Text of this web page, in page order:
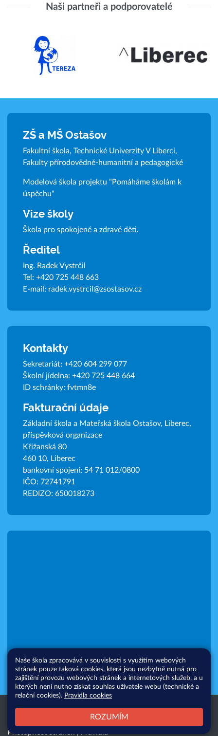
Naši partneři a podporovatelé
ZŠ a MŠ Ostašov
Fakultní škola, Technické Univerzity V Liberci,
Fakulty přírodovědně-humanitní a pedagogické
Modelová škola projektu "Pomáháme školám k
úspěchu"
Vize školy
Škola pro spokojené a zdravé děti.
Ředitel
Ing. Radek Vystrčil
Tel: +420 725 448 663
E-mail: radek.vystrcil@zsostasov.cz
Kontakty
Sekretariát: +420 604 299 077
Školní jídelna: +420 725 448 664
ID schránky: fvtmn8e
Fakturační údaje
Základní škola a Mateřská škola Ostašov, Liberec,
příspěvková organizace
Křižanská 80
460 10, Liberec
bankovní spojení: 54 71 012/0800
IČO: 72741791
REDIZO: 650018273
Všechna práva vyhrazena. Copyright
|Přihlásit|
Přístupnost stránek
Web školy
Naše škola zpracovává v souvislosti s využitím webových
stránek pouze taková cookies, která jsou nezbytně nutná pro
zajištění provozu webových stránek a internetových služeb, a u
kterých není nutno získat souhlas uživatele webu (technické a
relační cookies). Pravidla cookies
ROZUMÍM